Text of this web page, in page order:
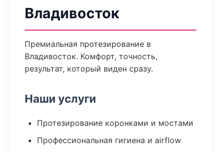
Владивосток
Премиальная протезирование в
Владивосток. Комфорт, точность,
результат, который виден сразу.
Наши услуги
Протезирование коронками и мостами
Профессиональная гигиена и airflow